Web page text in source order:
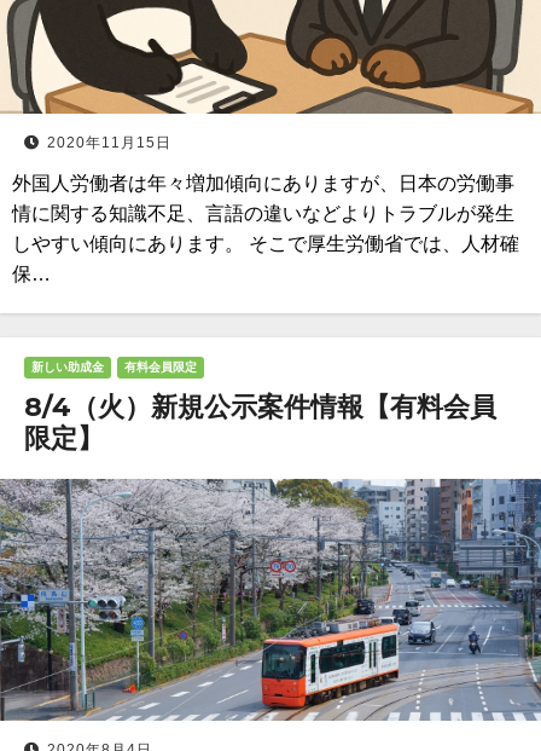
2020年11月15日
外国人労働者は年々増加傾向にありますが、日本の労働事
情に関する知識不足、言語の違いなどよりトラブルが発生
しやすい傾向にあります。 そこで厚生労働省では、人材確
保…
新しい助成金 有料会員限定
8/4（火）新規公示案件情報【有料会員
限定】